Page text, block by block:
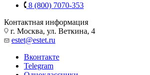
8 (800) 7070-353
Контактная информация
г. Москва, ул. Веткина, 4
estet@estet.ru
Вконтакте
Telegram